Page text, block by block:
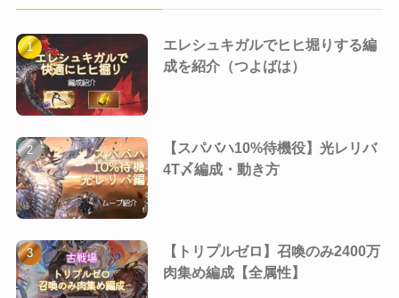
エレシュキガルでヒヒ堀りする編
成を紹介（つよばは）
【スパバハ10%待機役】光レリバ
4T〆編成・動き方
【トリプルゼロ】召喚のみ2400万
肉集め編成【全属性】